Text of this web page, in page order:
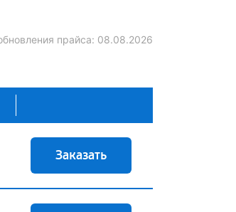
прайса: 08.08.2026
Заказать